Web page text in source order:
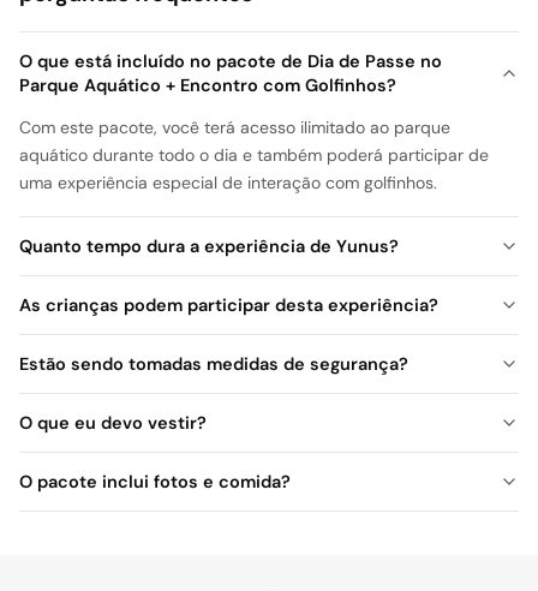
O que está incluído no pacote de Dia de Passe no
Parque Aquático + Encontro com Golfinhos?
Com este pacote, você terá acesso ilimitado ao parque
aquático durante todo o dia e também poderá participar de
uma experiência especial de interação com golfinhos.
Quanto tempo dura a experiência de Yunus?
As crianças podem participar desta experiência?
Estão sendo tomadas medidas de segurança?
O que eu devo vestir?
O pacote inclui fotos e comida?